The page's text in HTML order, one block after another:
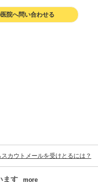
院へ問い合わせる
カウトメールを受けとるには？
ます more